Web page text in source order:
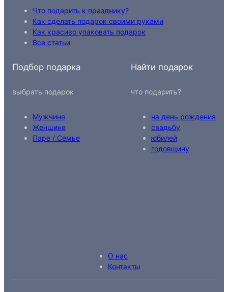
Что подарить к празднику?
Как сделать подарок своими руками
Как красиво упаковать подарок
Все статьи
Подбор подарка
выбрать подарок
Мужчине
Женщине
Паре / Семье
Найти подарок
что подарить?
на день рождения
свадьбу
юбилей
годовщину
О нас
Контакты